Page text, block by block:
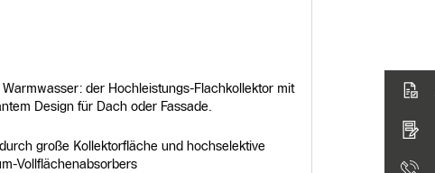
der Hochleistungs-Flachkollektor mit
Design für Dach oder Fassade.
große Kollektorfläche und hochselektive
Vollflächenabsorbers